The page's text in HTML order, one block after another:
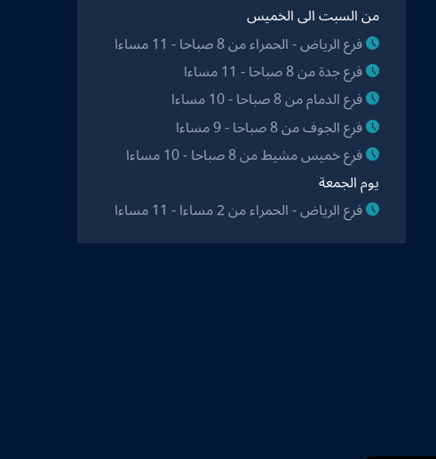
من السبت الى الخميس
فرع الرياض - الحمراء من 8 صباحا - 11 مساءا
فرع جدة من 8 صباحا - 11 مساءا
فرع الدمام من 8 صباحا - 10 مساءا
فرع الجوف من 8 صباحا - 9 مساءا
فرع خميس مشيط من 8 صباحا - 10 مساءا
يوم الجمعة
فرع الرياض - الحمراء من 2 مساءا - 11 مساءا